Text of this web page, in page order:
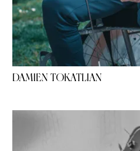
Damien Tokatlian